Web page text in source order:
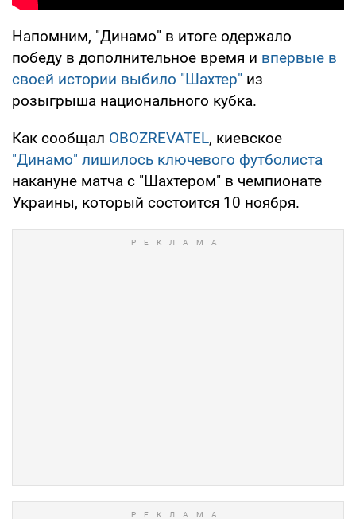
Напомним, "Динамо" в итоге одержало
победу в дополнительное время и впервые в
своей истории выбило "Шахтер" из
розыгрыша национального кубка.
Как сообщал OBOZREVATEL, киевское
"Динамо" лишилось ключевого футболиста
накануне матча с "Шахтером" в чемпионате
Украины, который состоится 10 ноября.